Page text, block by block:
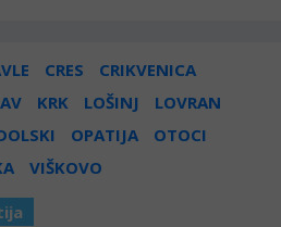
CRES
CRIKVENICA
KRK LOŠINJ
LOVRAN
OPATIJA
OTOCI
VIŠKOVO